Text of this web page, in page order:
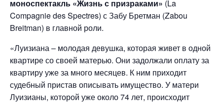
моноспектакль «Жизнь с призраками» (La
Compagnie des Spectres) с Забу Бретман (Zabou
Breitman) в главной роли.
«Луизиана – молодая девушка, которая живет в одной
квартире со своей матерью. Они задолжали оплату за
квартиру уже за много месяцев. К ним приходит
судебный пристав описывать имущество. У матери
Луизианы, которой уже около 74 лет, происходит